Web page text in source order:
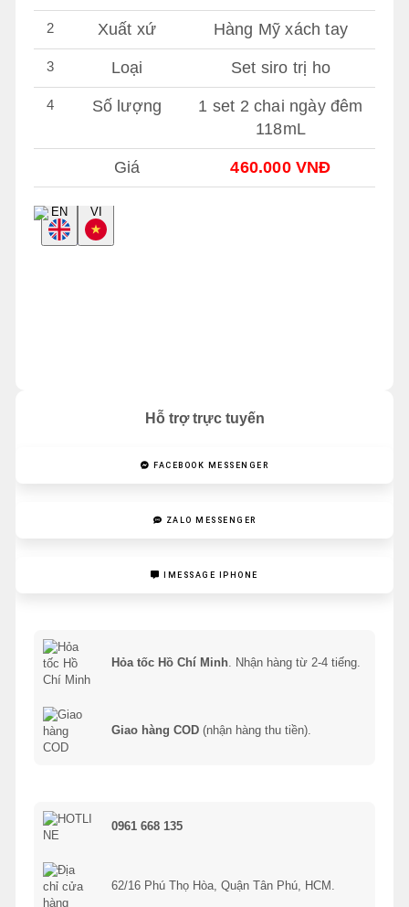
Hỗ trợ trực tuyến
FACEBOOK MESSENGER
ZALO MESSENGER
IMESSAGE IPHONE
Hỏa tốc Hồ Chí Minh. Nhận hàng từ 2-4 tiếng.
Giao hàng COD (nhận hàng thu tiền).
0961 668 135
62/16 Phú Thọ Hòa, Quận Tân Phú, HCM.
2 Xuất xứ Hàng Mỹ xách tay
3 Loại Set siro trị ho
4 Số lượng
1 set 2 chai ngày đêm
118mL
Giá 460.000 VNĐ